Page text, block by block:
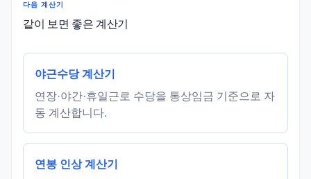
다음 계산기
같이 보면 좋은 계산기
야근수당 계산기
연장·야간·휴일근로 수당을 통상임금 기준으로 자
동 계산합니다.
연봉 인상 계산기